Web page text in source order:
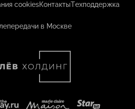
cookiesКонтактыТехподдержка
в Москве